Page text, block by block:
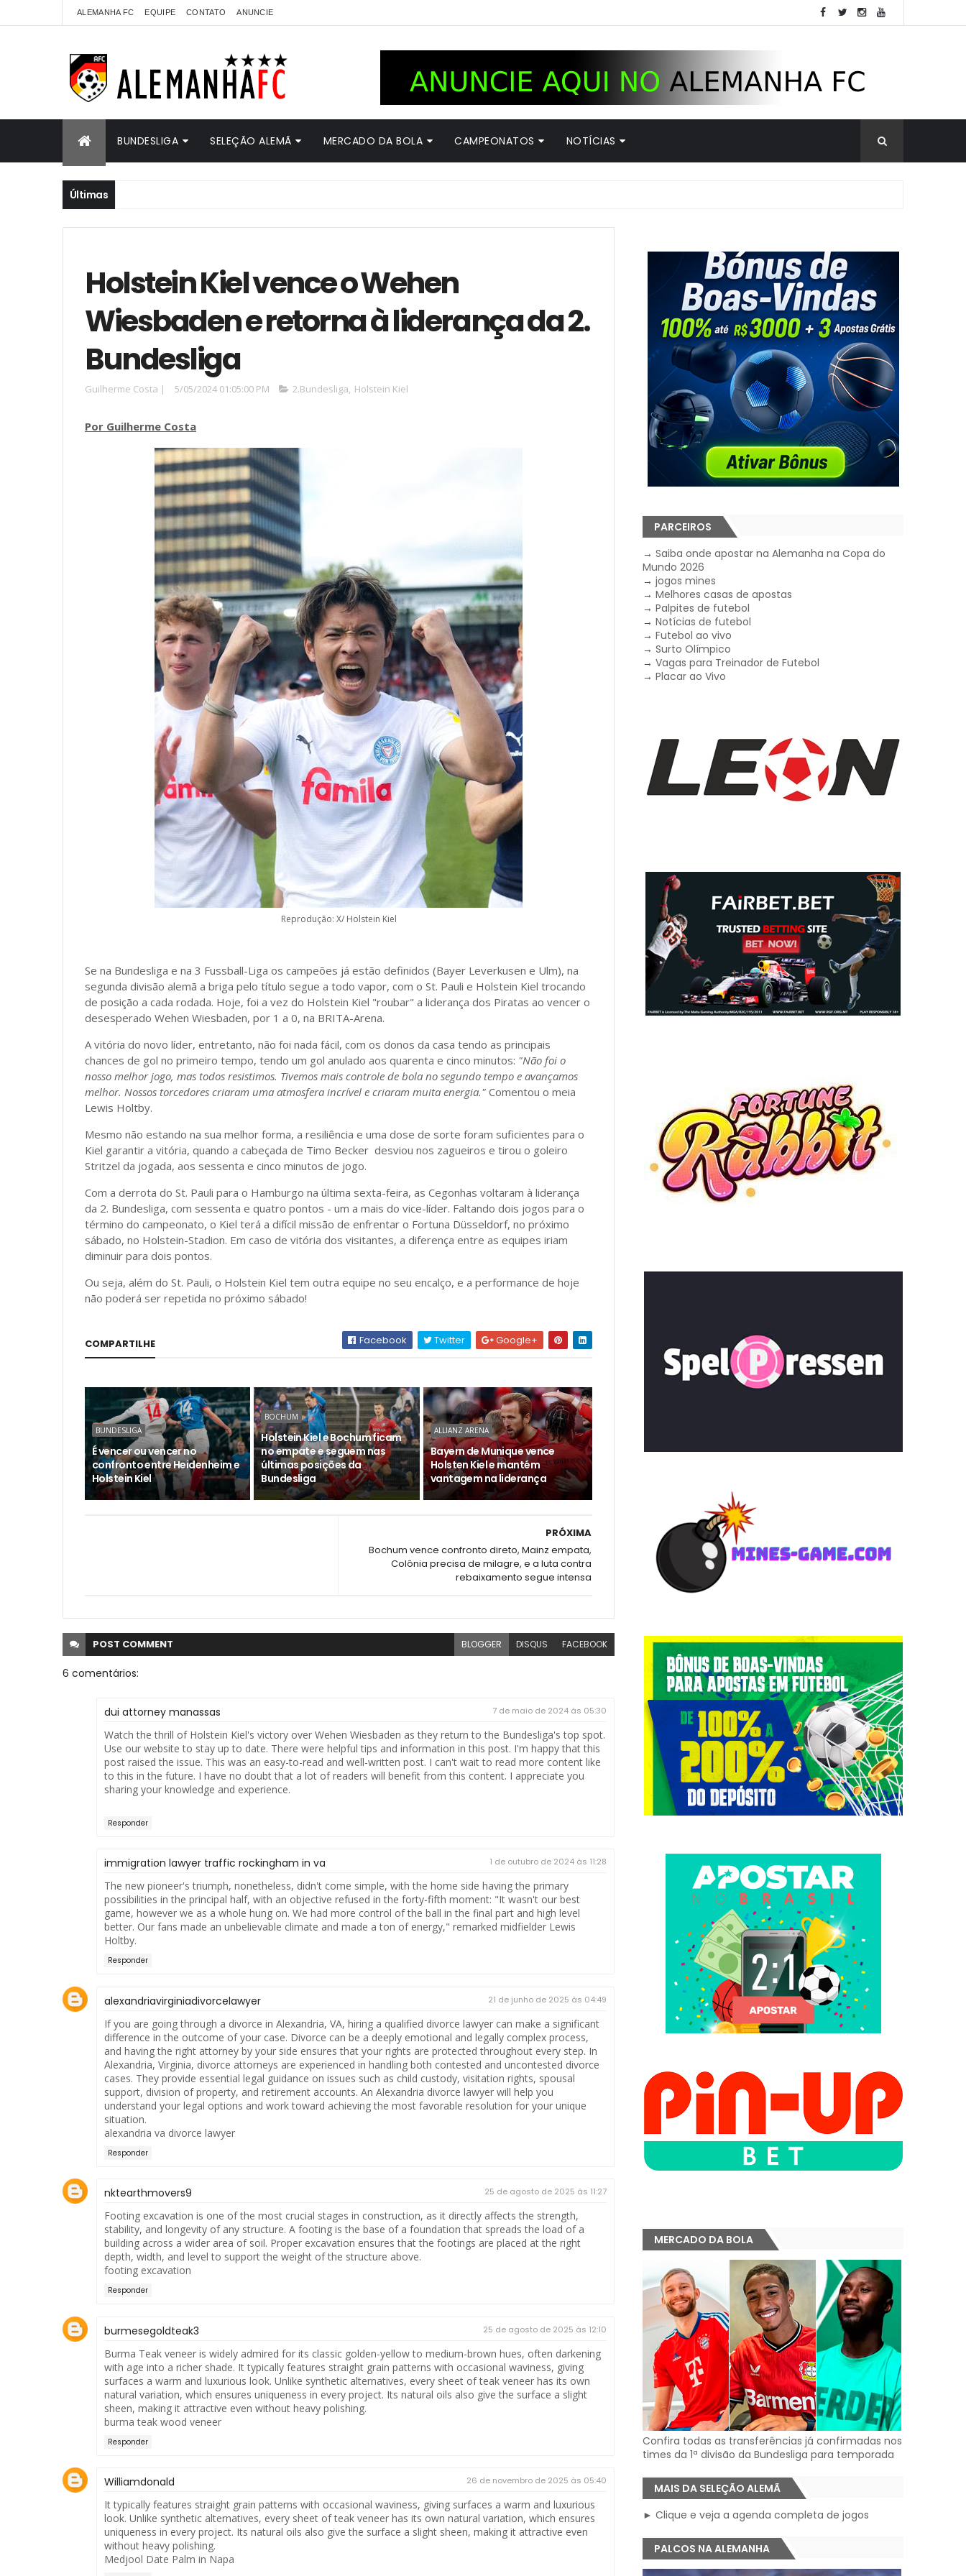
ALEMANHA FC EQUIPE CONTATO ANUNCIE
BUNDESLIGA SELEÇÃO ALEMÃ MERCADO DA BOLA CAMPEONATOS NOTÍCIAS
Últimas
Holstein Kiel vence o Wehen
Wiesbaden e retorna à liderança da 2.
Bundesliga
Guilherme Costa | 5/05/2024 01:05:00 PM 2.Bundesliga, Holstein Kiel
Por Guilherme Costa
Reprodução: X/ Holstein Kiel
Se na Bundesliga e na 3 Fussball-Liga os campeões já estão definidos (Bayer Leverkusen e Ulm), na
segunda divisão alemã a briga pelo título segue a todo vapor, com o St. Pauli e Holstein Kiel trocando
de posição a cada rodada. Hoje, foi a vez do Holstein Kiel "roubar" a liderança dos Piratas ao vencer o
desesperado Wehen Wiesbaden, por 1 a 0, na BRITA-Arena.
A vitória do novo líder, entretanto, não foi nada fácil, com os donos da casa tendo as principais
chances de gol no primeiro tempo, tendo um gol anulado aos quarenta e cinco minutos: "Não foi o
nosso melhor jogo, mas todos resistimos. Tivemos mais controle de bola no segundo tempo e avançamos
melhor. Nossos torcedores criaram uma atmosfera incrível e criaram muita energia." Comentou o meia
Lewis Holtby.
Mesmo não estando na sua melhor forma, a resiliência e uma dose de sorte foram suficientes para o
Kiel garantir a vitória, quando a cabeçada de Timo Becker desviou nos zagueiros e tirou o goleiro
Stritzel da jogada, aos sessenta e cinco minutos de jogo.
Com a derrota do St. Pauli para o Hamburgo na última sexta-feira, as Cegonhas voltaram à liderança
da 2. Bundesliga, com sessenta e quatro pontos - um a mais do vice-líder. Faltando dois jogos para o
término do campeonato, o Kiel terá a difícil missão de enfrentar o Fortuna Düsseldorf, no próximo
sábado, no Holstein-Stadion. Em caso de vitória dos visitantes, a diferença entre as equipes iriam
diminuir para dois pontos.
Ou seja, além do St. Pauli, o Holstein Kiel tem outra equipe no seu encalço, e a performance de hoje
não poderá ser repetida no próximo sábado!
COMPARTILHE Facebook Twitter Google+
BUNDESLIGA
É vencer ou vencer no
confronto entre Heidenheim e
Holstein Kiel
BOCHUM
Holstein Kiel e Bochum ficam
no empate e seguem nas
últimas posições da
Bundesliga
ALLIANZ ARENA
Bayern de Munique vence
Holsten Kiel e mantém
vantagem na liderança
PRÓXIMA
Bochum vence confronto direto, Mainz empata,
Colônia precisa de milagre, e a luta contra
rebaixamento segue intensa
POST COMMENT BLOGGER DISQUS FACEBOOK
6 comentários:
dui attorney manassas 7 de maio de 2024 às 05:30
Watch the thrill of Holstein Kiel's victory over Wehen Wiesbaden as they return to the Bundesliga's top spot.
Use our website to stay up to date. There were helpful tips and information in this post. I'm happy that this
post raised the issue. This was an easy-to-read and well-written post. I can't wait to read more content like
to this in the future. I have no doubt that a lot of readers will benefit from this content. I appreciate you
sharing your knowledge and experience.
Responder
immigration lawyer traffic rockingham in va 1 de outubro de 2024 às 11:28
The new pioneer's triumph, nonetheless, didn't come simple, with the home side having the primary
possibilities in the principal half, with an objective refused in the forty-fifth moment: "It wasn't our best
game, however we as a whole hung on. We had more control of the ball in the final part and high level
better. Our fans made an unbelievable climate and made a ton of energy," remarked midfielder Lewis
Holtby.
Responder
alexandriavirginiadivorcelawyer 21 de junho de 2025 às 04:49
If you are going through a divorce in Alexandria, VA, hiring a qualified divorce lawyer can make a significant
difference in the outcome of your case. Divorce can be a deeply emotional and legally complex process,
and having the right attorney by your side ensures that your rights are protected throughout every step. In
Alexandria, Virginia, divorce attorneys are experienced in handling both contested and uncontested divorce
cases. They provide essential legal guidance on issues such as child custody, visitation rights, spousal
support, division of property, and retirement accounts. An Alexandria divorce lawyer will help you
understand your legal options and work toward achieving the most favorable resolution for your unique
situation.
alexandria va divorce lawyer
Responder
nktearthmovers9 25 de agosto de 2025 às 11:27
Footing excavation is one of the most crucial stages in construction, as it directly affects the strength,
stability, and longevity of any structure. A footing is the base of a foundation that spreads the load of a
building across a wider area of soil. Proper excavation ensures that the footings are placed at the right
depth, width, and level to support the weight of the structure above.
footing excavation
Responder
burmesegoldteak3 25 de agosto de 2025 às 12:10
Burma Teak veneer is widely admired for its classic golden-yellow to medium-brown hues, often darkening
with age into a richer shade. It typically features straight grain patterns with occasional waviness, giving
surfaces a warm and luxurious look. Unlike synthetic alternatives, every sheet of teak veneer has its own
natural variation, which ensures uniqueness in every project. Its natural oils also give the surface a slight
sheen, making it attractive even without heavy polishing.
burma teak wood veneer
Responder
Williamdonald 26 de novembro de 2025 às 05:40
It typically features straight grain patterns with occasional waviness, giving surfaces a warm and luxurious
look. Unlike synthetic alternatives, every sheet of teak veneer has its own natural variation, which ensures
uniqueness in every project. Its natural oils also give the surface a slight sheen, making it attractive even
without heavy polishing.
Medjool Date Palm in Napa
PARCEIROS
→Saiba onde apostar na Alemanha na Copa do
Mundo 2026
→jogos mines
→Melhores casas de apostas
→Palpites de futebol
→Notícias de futebol
→Futebol ao vivo
→Surto Olímpico
→Vagas para Treinador de Futebol
→Placar ao Vivo
MERCADO DA BOLA
Confira todas as transferências já confirmadas nos
times da 1ª divisão da Bundesliga para temporada
MAIS DA SELEÇÃO ALEMÃ
► Clique e veja a agenda completa de jogos
PALCOS NA ALEMANHA